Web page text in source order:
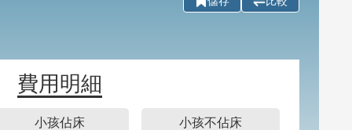
費用明細
小孩佔床 小孩不佔床